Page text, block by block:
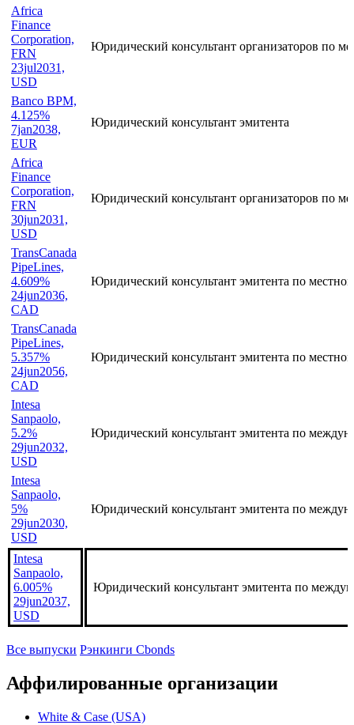
Africa
Finance
Corporation,
FRN
23jul2031,
USD
Юридический консультант организаторов по
Banco BPM,
4.125%
7jan2038,
EUR
Юридический консультант эмитента
Africa
Finance
Corporation,
FRN
30jun2031,
USD
Юридический консультант организаторов по
TransCanada
PipeLines,
4.609%
24jun2036,
CAD
Юридический консультант эмитента по
TransCanada
PipeLines,
5.357%
24jun2056,
CAD
Юридический консультант эмитента по
Intesa
Sanpaolo,
5.2%
29jun2032,
USD
Юридический консультант эмитента по
Intesa
Sanpaolo,
5%
29jun2030,
USD
Юридический консультант эмитента по
Intesa
Sanpaolo,
6.005%
29jun2037,
USD
Юридический консультант эмитента по
Все выпуски Рэнкинги Cbonds
Аффилированные организации
White & Case (USA)